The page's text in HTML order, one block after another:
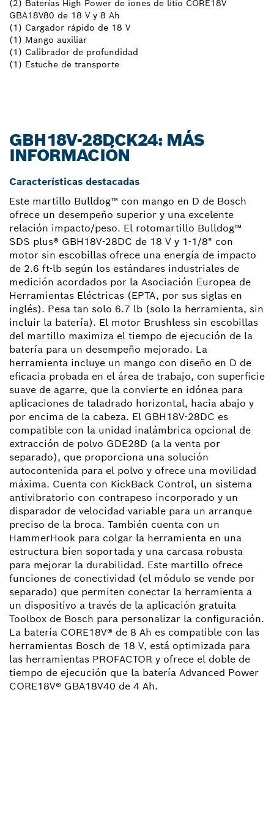
(2) Baterías High Power de iones de litio CORE18V
GBA18V80 de 18 V y 8 Ah
(1) Cargador rápido de 18 V
(1) Mango auxiliar
(1) Calibrador de profundidad
(1) Estuche de transporte
GBH18V-28DCK24: MÁS
INFORMACIÓN
Características destacadas
Este martillo Bulldog™ con mango en D de Bosch
ofrece un desempeño superior y una excelente
relación impacto/peso. El rotomartillo Bulldog™
SDS plus® GBH18V-28DC de 18 V y 1-1/8" con
motor sin escobillas ofrece una energía de impacto
de 2.6 ft-lb según los estándares industriales de
medición acordados por la Asociación Europea de
Herramientas Eléctricas (EPTA, por sus siglas en
inglés). Pesa tan solo 6.7 lb (solo la herramienta, sin
incluir la batería). El motor Brushless sin escobillas
del martillo maximiza el tiempo de ejecución de la
batería para un desempeño mejorado. La
herramienta incluye un mango con diseño en D de
eficacia probada en el área de trabajo, con superficie
suave de agarre, que la convierte en idónea para
aplicaciones de taladrado horizontal, hacia abajo y
por encima de la cabeza. El GBH18V-28DC es
compatible con la unidad inalámbrica opcional de
extracción de polvo GDE28D (a la venta por
separado), que proporciona una solución
autocontenida para el polvo y ofrece una movilidad
máxima. Cuenta con KickBack Control, un sistema
antivibratorio con contrapeso incorporado y un
disparador de velocidad variable para un arranque
preciso de la broca. También cuenta con un
HammerHook para colgar la herramienta en una
estructura bien soportada y una carcasa robusta
para mejorar la durabilidad. Este martillo ofrece
funciones de conectividad (el módulo se vende por
separado) que permiten conectar la herramienta a
un dispositivo a través de la aplicación gratuita
Toolbox de Bosch para personalizar la configuración.
La batería CORE18V® de 8 Ah es compatible con las
herramientas Bosch de 18 V, está optimizada para
las herramientas PROFACTOR y ofrece el doble de
tiempo de ejecución que la batería Advanced Power
CORE18V® GBA18V40 de 4 Ah.